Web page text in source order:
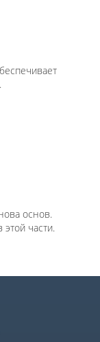
основ.
части.